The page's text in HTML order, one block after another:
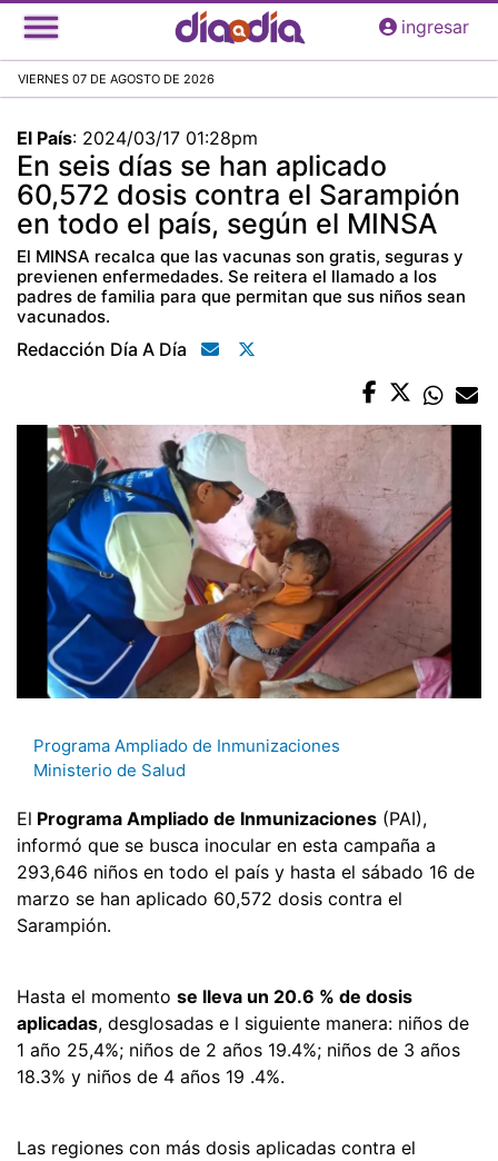
Pasar
al
principal
ingresar
VIERNES 07 DE AGOSTO DE 2026
El País: 2024/03/17 01:28pm
En seis días se han aplicado
60,572 dosis contra el Sarampión
en todo el país, según el MINSA
El MINSA recalca que las vacunas son gratis, seguras y
previenen enfermedades. Se reitera el llamado a los
padres de familia para que permitan que sus niños sean
vacunados.
Redacción Día A Día
Programa Ampliado de Inmunizaciones
Ministerio de Salud
El Programa Ampliado de Inmunizaciones (PAI),
informó que se busca inocular en esta campaña a
293,646 niños en todo el país y hasta el sábado 16 de
marzo se han aplicado 60,572 dosis contra el
Sarampión.
Hasta el momento se lleva un 20.6 % de dosis
aplicadas, desglosadas e l siguiente manera: niños de
1 año 25,4%; niños de 2 años 19.4%; niños de 3 años
18.3% y niños de 4 años 19 .4%.
Las regiones con más dosis aplicadas contra el